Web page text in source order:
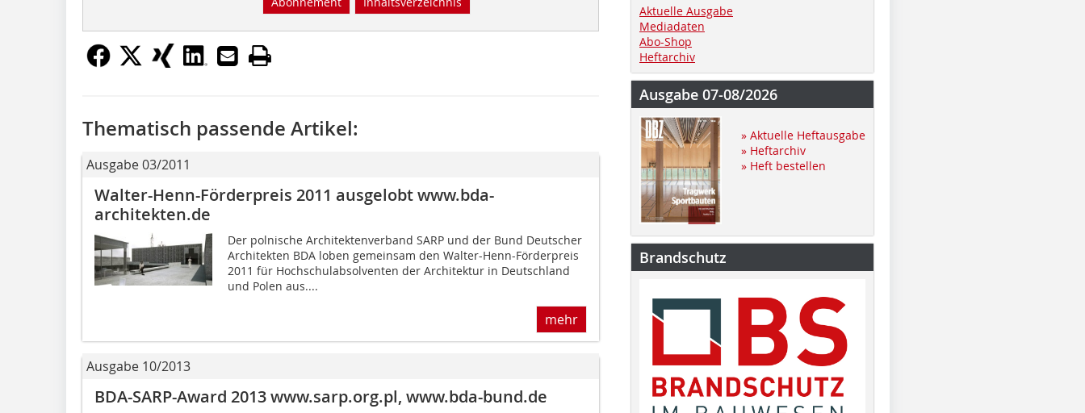
Thematisch passende Artikel:
Ausgabe 03/2011
Walter-Henn-Förderpreis 2011 ausgelobt www.bda-
architekten.de
Der polnische Architektenverband SARP und der Bund Deutscher
Architekten BDA loben gemeinsam den Walter-Henn-Förderpreis
2011 für Hochschulabsolventen der Architektur in Deutschland
und Polen aus....
mehr
Ausgabe 10/2013
BDA-SARP-Award 2013 www.sarp.org.pl, www.bda-bund.de
Aktuelle Ausgabe
Mediadaten
Abo-Shop
Heftarchiv
Ausgabe 07-08/2026
» Aktuelle Heftausgabe
» Heftarchiv
» Heft bestellen
Brandschutz